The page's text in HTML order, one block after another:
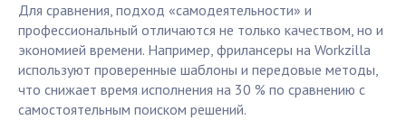
Для сравнения, подход «самодеятельности» и
профессиональный отличаются не только качеством, но и
экономией времени. Например, фрилансеры на Workzilla
используют проверенные шаблоны и передовые методы,
что снижает время исполнения на 30 % по сравнению с
самостоятельным поиском решений.